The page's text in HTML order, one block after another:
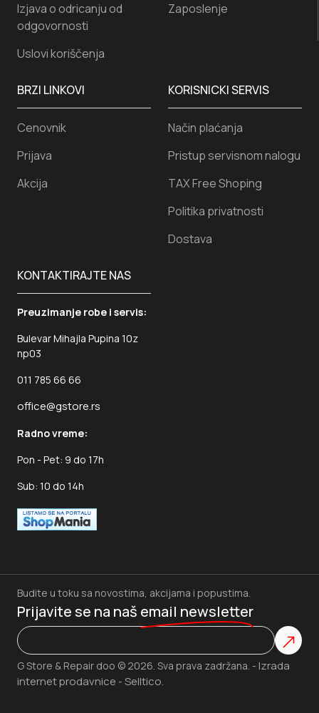
KORISNICKI SERVIS
Način plaćanja
Pristup servisnom nalogu
TAX Free Shoping
Politika privatnosti
Dostava
Izjava o odricanju od
odgovornosti
Uslovi koriščenja
KONTAKTIRAJTE NAS
Preuzimanje robe i servis:
Bulevar Mihajla Pupina 10z
np03
011 785 66 66
office@gstore.rs
Radno vreme:
Pon - Pet: 9 do 17h
Sub: 10 do 14h
Zaposlenje
BRZI LINKOVI
Cenovnik
Prijava
Akcija
G Store & Repair doo © 2026. Sva prava zadržana. - Izrada
internet prodavnice - Selltico.
Budite u toku sa novostima, akcijama i popustima.
Prijavite se na naš email newsletter